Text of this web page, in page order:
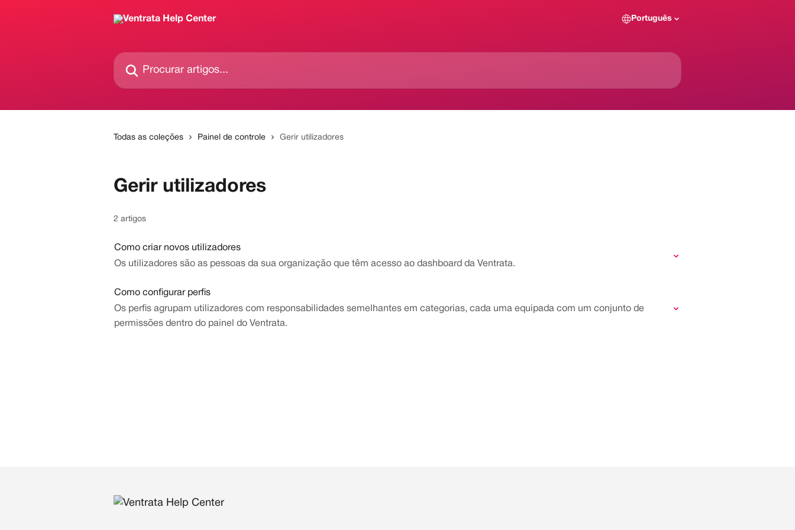
Português
Procurar artigos...
Todas as coleções Painel de controle Gerir utilizadores
Gerir utilizadores
2 artigos
Como criar novos utilizadores
Os utilizadores são as pessoas da sua organização que têm acesso ao dashboard da Ventrata.
Como configurar perfis
Os perfis agrupam utilizadores com responsabilidades semelhantes em categorias, cada uma equipada com um conjunto de
permissões dentro do painel do Ventrata.